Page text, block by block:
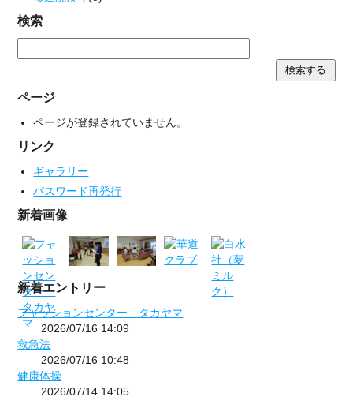
検索
ページ
ページが登録されていません。
リンク
ギャラリー
パスワード再発行
新着画像
新着エントリー
フャッションセンター タカヤマ
2026/07/16 14:09
救急法
2026/07/16 10:48
健康体操
2026/07/14 14:05